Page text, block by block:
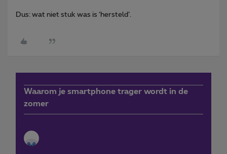
Dus: wat niet stuk was is ‘hersteld’.
Waarom je smartphone trager wordt in de
zomer